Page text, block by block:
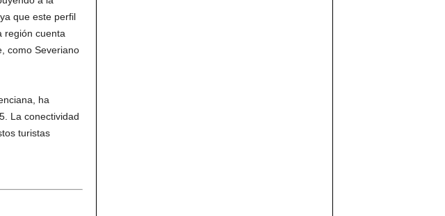
que este perfil
región cuenta
como Severiano
ha
La conectividad
turistas